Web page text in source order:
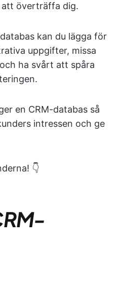
att överträffa dig.
kan du lägga för
uppgifter, missa
ha svårt att spåra
en CRM-databas så
intressen och ge
👇